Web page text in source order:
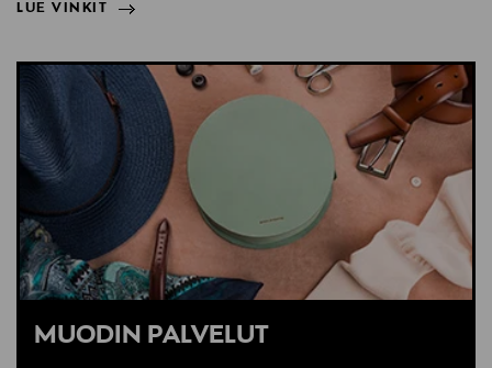
LUE VINKIT
LUE VINKIT
MUODIN PALVELUT